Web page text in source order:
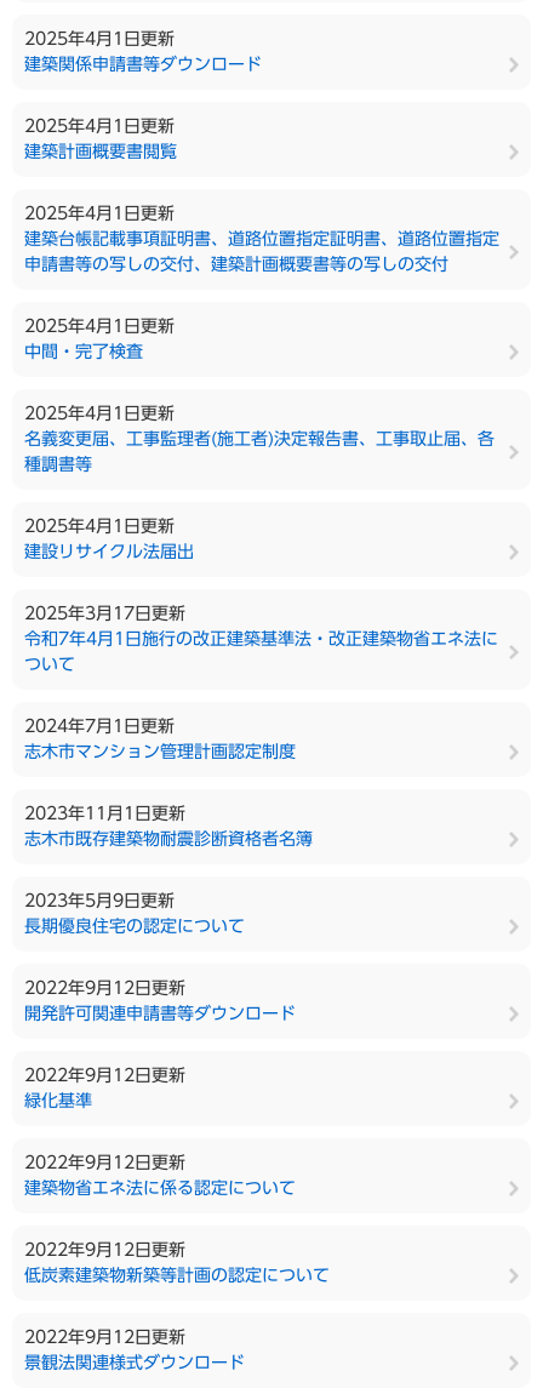
2025年4月1日更新
建築関係申請書等ダウンロード
2025年4月1日更新
建築計画概要書閲覧
2025年4月1日更新
建築台帳記載事項証明書、道路位置指定証明書、道路位置指定
申請書等の写しの交付、建築計画概要書等の写しの交付
2025年4月1日更新
中間・完了検査
2025年4月1日更新
名義変更届、工事監理者(施工者)決定報告書、工事取止届、各
種調書等
2025年4月1日更新
建設リサイクル法届出
2025年3月17日更新
令和7年4月1日施行の改正建築基準法・改正建築物省エネ法に
ついて
2024年7月1日更新
志木市マンション管理計画認定制度
2023年11月1日更新
志木市既存建築物耐震診断資格者名簿
2023年5月9日更新
長期優良住宅の認定について
2022年9月12日更新
開発許可関連申請書等ダウンロード
2022年9月12日更新
緑化基準
2022年9月12日更新
建築物省エネ法に係る認定について
2022年9月12日更新
低炭素建築物新築等計画の認定について
2022年9月12日更新
景観法関連様式ダウンロード